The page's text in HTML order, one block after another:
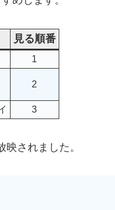
見る順番
1
2
3
されました。